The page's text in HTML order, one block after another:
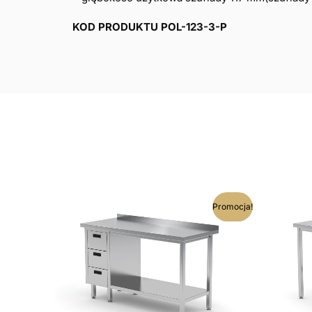
KOD PRODUKTU POL-123-3-P
Promocja!
produkt
ma
wiele
wariantów.
Opcje
można
wybrać
na